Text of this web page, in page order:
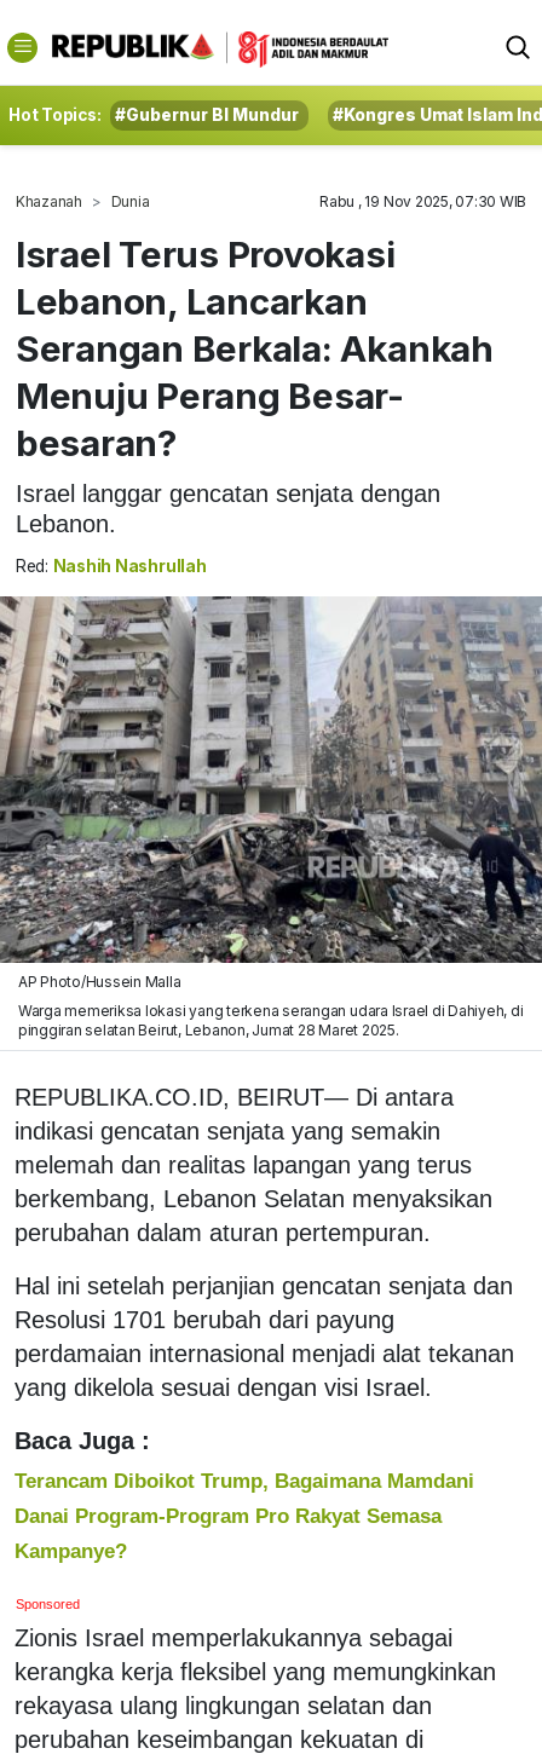
Hot Topics: #Gubernur BI Mundur #Kongres Umat Islam
Khazanah Dunia Rabu , 19 Nov 2025, 07:30 WIB
Israel Terus Provokasi
Lebanon, Lancarkan
Serangan Berkala: Akankah
Menuju Perang Besar-
besaran?
Israel langgar gencatan senjata dengan
Lebanon.
Red: Nashih Nashrullah
AP Photo/Hussein Malla
Warga memeriksa lokasi yang terkena serangan udara Israel di Dahiyeh, di
pinggiran selatan Beirut, Lebanon, Jumat 28 Maret 2025.
REPUBLIKA.CO.ID, BEIRUT— Di antara
indikasi gencatan senjata yang semakin
melemah dan realitas lapangan yang terus
berkembang, Lebanon Selatan menyaksikan
perubahan dalam aturan pertempuran.
Hal ini setelah perjanjian gencatan senjata dan
Resolusi 1701 berubah dari payung
perdamaian internasional menjadi alat tekanan
yang dikelola sesuai dengan visi Israel.
Baca Juga :
Terancam Diboikot Trump, Bagaimana Mamdani
Danai Program-Program Pro Rakyat Semasa
Kampanye?
Sponsored
Zionis Israel memperlakukannya sebagai
kerangka kerja fleksibel yang memungkinkan
rekayasa ulang lingkungan selatan dan
perubahan keseimbangan kekuatan di